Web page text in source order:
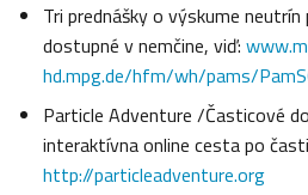
Tri prednášky o výskume
dostupné v nemčine, viď:
hd.mpg.de/hfm/wh/pams/
Particle Adventure /Časticové
interaktívna online cesta po
http://particleadventure.org